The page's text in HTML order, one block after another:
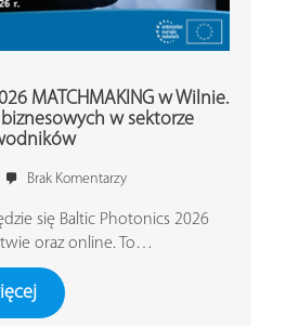
MATCHMAKING w Wilnie.
w sektorze
Brak Komentarzy
się Baltic Photonics 2026
oraz online. To…